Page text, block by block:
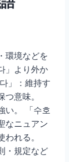
環境などを
」より外か
」：維持す
意味。
い。 「수호
なニュアン
れる。
・規定など